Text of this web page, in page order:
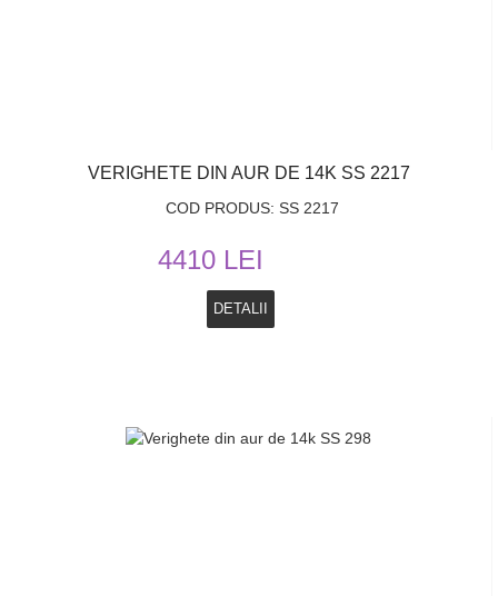
VERIGHETE DIN AUR DE 14K SS 2217
COD PRODUS: SS 2217
4410 LEI
DETALII